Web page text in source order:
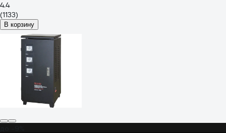
4.4
(1133)
В корзину